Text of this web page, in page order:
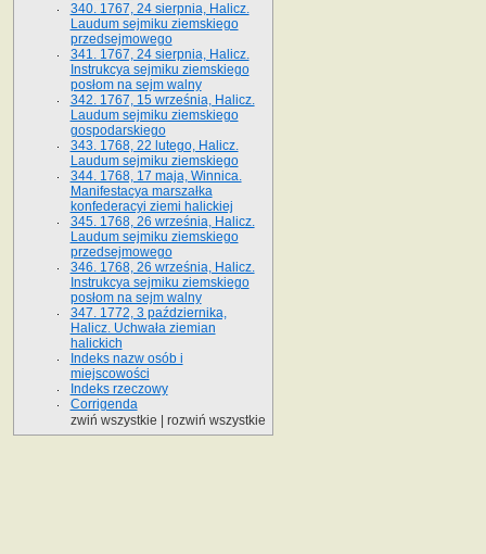
340. 1767, 24 sierpnia, Halicz.
Laudum sejmiku ziemskiego
przedsejmowego
341. 1767, 24 sierpnia, Halicz.
Instrukcya sejmiku ziemskiego
posłom na sejm walny
342. 1767, 15 września, Halicz.
Laudum sejmiku ziemskiego
gospodarskiego
343. 1768, 22 lutego, Halicz.
Laudum sejmiku ziemskiego
344. 1768, 17 maja, Winnica.
Manifestacya marszałka
konfederacyi ziemi halickiej
345. 1768, 26 września, Halicz.
Laudum sejmiku ziemskiego
przedsejmowego
346. 1768, 26 września, Halicz.
Instrukcya sejmiku ziemskiego
posłom na sejm walny
347. 1772, 3 października,
Halicz. Uchwała ziemian
halickich
Indeks nazw osób i
miejscowości
Indeks rzeczowy
Corrigenda
zwiń wszystkie
rozwiń wszystkie